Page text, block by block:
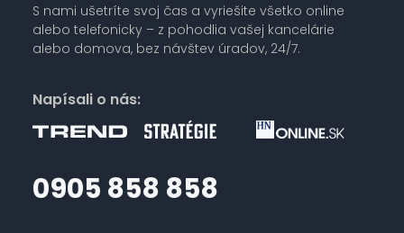
S nami ušetríte svoj čas a vyriešite všetko online
alebo telefonicky – z pohodlia vašej kancelárie
alebo domova, bez návštev úradov, 24/7.
Napísali o nás:
0905 858 858